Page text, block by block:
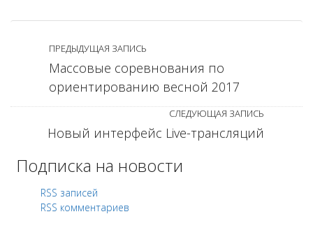
ПРЕДЫДУЩАЯ ЗАПИСЬ
Массовые соревнования по
ориентированию весной 2017
СЛЕДУЮЩАЯ ЗАПИСЬ
Новый интерфейс Live-трансляций
Подписка на новости
RSS записей
RSS комментариев